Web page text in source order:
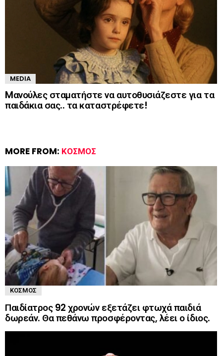
MEDIA
Mανούλες σταματήστε να αυτοθυσιάζεστε για τα
παιδάκια σας.. τα καταστρέφετε!
MORE FROM: ΚΌΣΜΟΣ
ΚΌΣΜΟΣ
Παιδίατρος 92 χρονών εξετάζει φτωχά παιδιά
δωρεάν. Θα πεθάνω προσφέροντας, λέει ο ίδιος.